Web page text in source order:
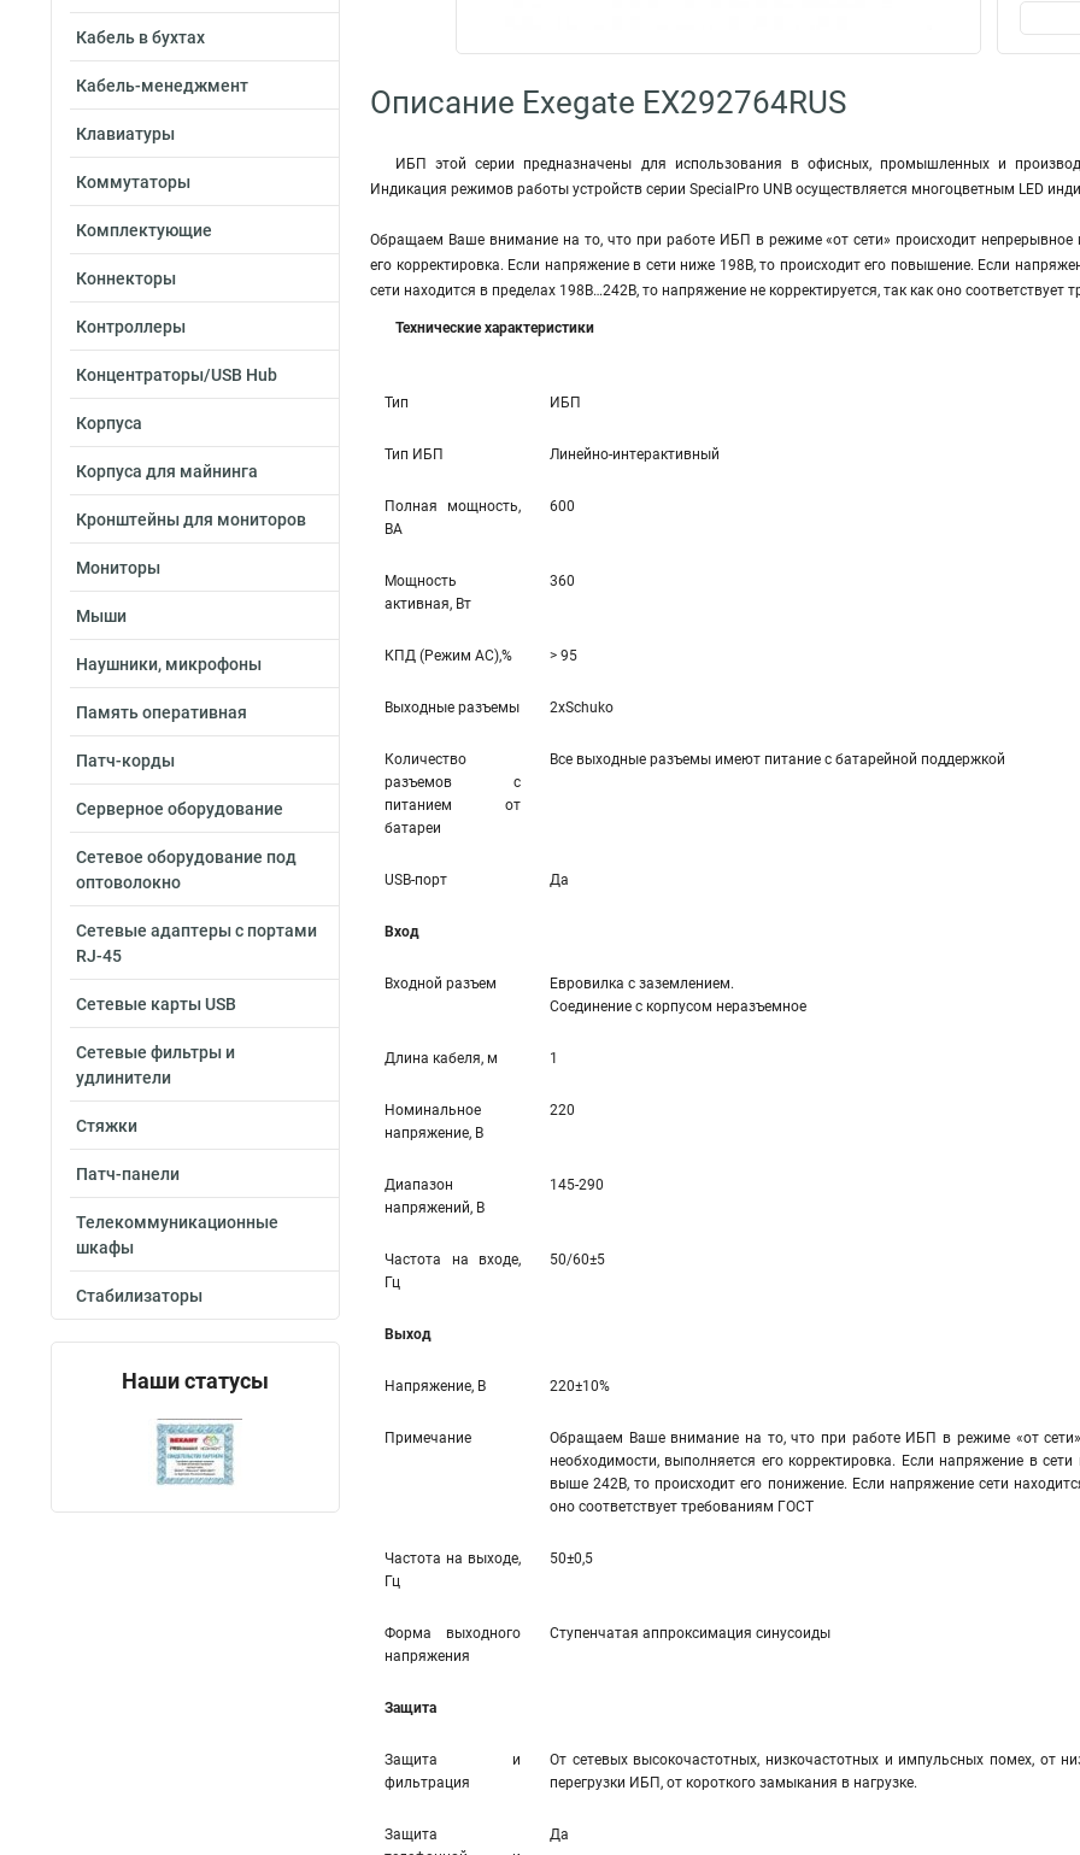
Кабель в бухтах
Кабель-менеджмент
Клавиатуры
Коммутаторы
Комплектующие
Коннекторы
Контроллеры
Концентраторы/USB Hub
Корпуса
Корпуса для майнинга
Кронштейны для мониторов
Мониторы
Мыши
Наушники, микрофоны
Память оперативная
Патч-корды
Серверное оборудование
Сетевое оборудование под
оптоволокно
Сетевые адаптеры с портами
RJ-45
Сетевые карты USB
Сетевые фильтры и
удлинители
Стяжки
Патч-панели
Телекоммуникационные
шкафы
Стабилизаторы
Наши статусы
Описание Exegate EX292764RUS
ИБП этой серии предназначены для использования в офисных, промышленных и
Индикация режимов работы устройств серии SpecialPro UNB осуществляется многоцветным LED
Обращаем Ваше внимание на то, что при работе ИБП в режиме «от сети» происходит непрерывное
его корректировка. Если напряжение в сети ниже 198В, то происходит его повышение. Если
сети находится в пределах 198В…242В, то напряжение не корректируется, так как оно соответствует
Технические характеристики
Тип ИБП
Тип ИБП Линейно-интерактивный
Полная мощность,
ВА
600
Мощность
активная, Вт
360
КПД (Режим AC),% > 95
Выходные разъемы 2xSchuko
Количество
разъемов с
питанием от
батареи
Все выходные разъемы имеют питание с батарейной поддержкой
USB-порт Да
Вход
Входной разъем
Евровилка с заземлением.
Соединение с корпусом неразъемное
Длина кабеля, м 1
Номинальное
напряжение, В
220
Диапазон
напряжений, В
145-290
Частота на входе,
Гц
50/60±5
Выход
Напряжение, В 220±10%
Примечание
Обращаем Ваше внимание на то, что при работе ИБП в режиме «от
необходимости, выполняется его корректировка. Если напряжение в
выше 242В, то происходит его понижение. Если напряжение сети
оно соответствует требованиям ГОСТ
Частота на выходе,
Гц
50±0,5
Форма выходного
напряжения
Ступенчатая аппроксимация синусоиды
Защита
Защита и
фильтрация
От сетевых высокочастотных, низкочастотных и импульсных помех, от
перегрузки ИБП, от короткого замыкания в нагрузке.
Защита
Да